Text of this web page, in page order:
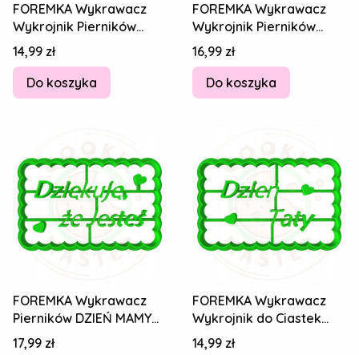
FOREMKA Wykrawacz
Wykrojnik Pierników
DZIEŃ TATY Ojca Napis
Kocham Cię Tato
Cena
14,99 zł
Do koszyka
FOREMKA Wykrawacz
Wykrojnik Pierników
DZIEŃ MAMY Matki
Kocham Cię Mamo 8cm
Cena
16,99 zł
Do koszyka
FOREMKA Wykrawacz
Pierników DZIEŃ MAMY
TATY Matki Ojca
Cena
17,99 zł
FOREMKA Wykrawacz
Wykrojnik do Ciastek
Pierników DZIEŃ TATY
Cena
14,99 zł